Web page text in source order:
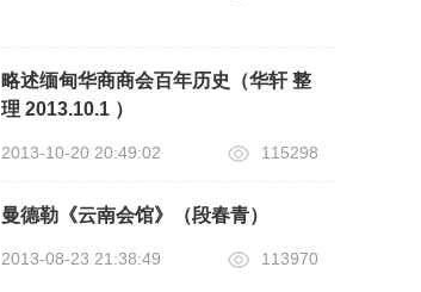
略述缅甸华商商会百年历史（华轩 整
理 2013.10.1 ）
2013-10-20 20:49:02 115298
曼德勒《云南会馆》（段春青）
2013-08-23 21:38:49 113970